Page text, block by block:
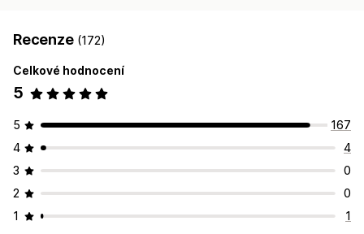
Recenze (172)
Celkové hodnocení
5
5
167
4
4
3
0
2
0
1
1